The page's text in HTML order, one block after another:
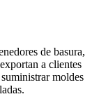
de basura,
a clientes
moldes